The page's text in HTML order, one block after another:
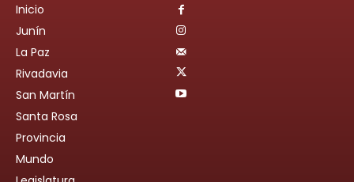
Inicio
Junín
La Paz
Rivadavia
San Martín
Santa Rosa
Provincia
Mundo